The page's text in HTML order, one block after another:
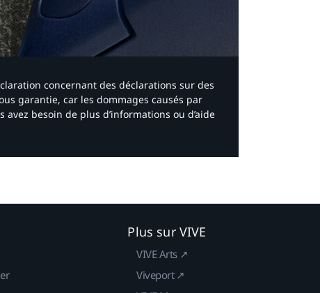
concernant des déclarations sur des
garantie, car les dommages causés par
avez besoin de plus d’informations ou d’aide
Plus sur VIVE
VIVE Arts ↗
Viveport ↗